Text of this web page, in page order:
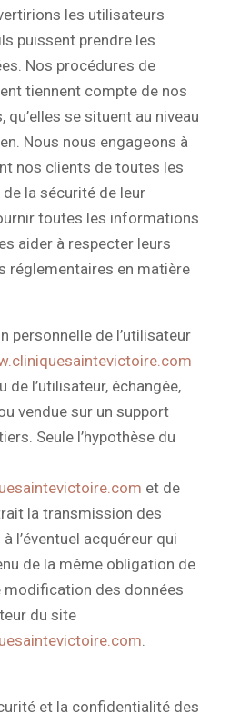
les utilisateurs
puissent prendre les
Nos procédures de
tiennent compte de nos
se situent au niveau
Nous nous engageons à
nos clients de toutes les
la sécurité de leur
toutes les informations
aider à respecter leurs
réglementaires en matière
personnelle de l’utilisateur
de l’utilisateur, échangée,
vendue sur un support
Seule l’hypothèse du
et de
la transmission des
l’éventuel acquéreur qui
de la même obligation de
modification des données
du site
.
et la confidentialité des